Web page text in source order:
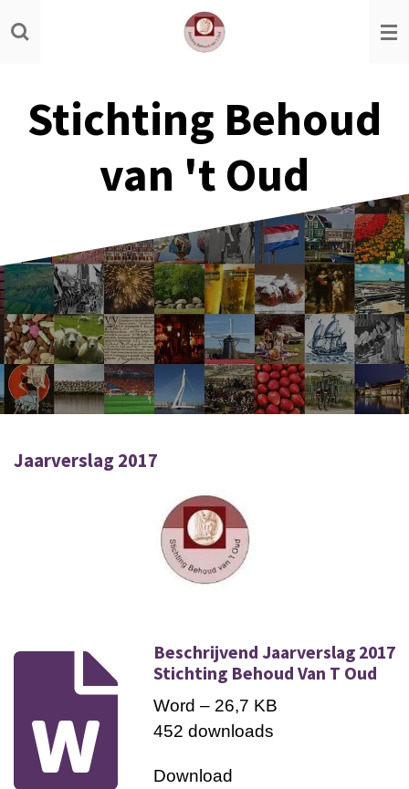
Ga
direct
hoofdinhoud
Stichting Behoud
van 't Oud
Jaarverslag 2017
Beschrijvend Jaarverslag 2017
Stichting Behoud Van T Oud
Word – 26,7 KB
452 downloads
Download